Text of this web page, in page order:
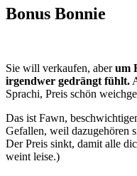
Bonus Bonnie
Sie will verkaufen, aberum
irgendwer gedrängt fühlt.
Sprachi, Preis schön
Das ist Fawn,
Gefallen, weil dazugehören
Der Preis sinkt, damit alle
weint leise.)